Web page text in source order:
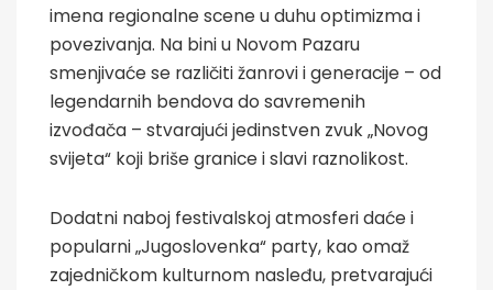
imena regionalne scene u duhu optimizma i
povezivanja. Na bini u Novom Pazaru
smenjivaće se različiti žanrovi i generacije – od
legendarnih bendova do savremenih
izvođača – stvarajući jedinstven zvuk „Novog
svijeta“ koji briše granice i slavi raznolikost.
Dodatni naboj festivalskoj atmosferi daće i
popularni „Jugoslovenka“ party, kao omaž
zajedničkom kulturnom nasleđu, pretvarajući